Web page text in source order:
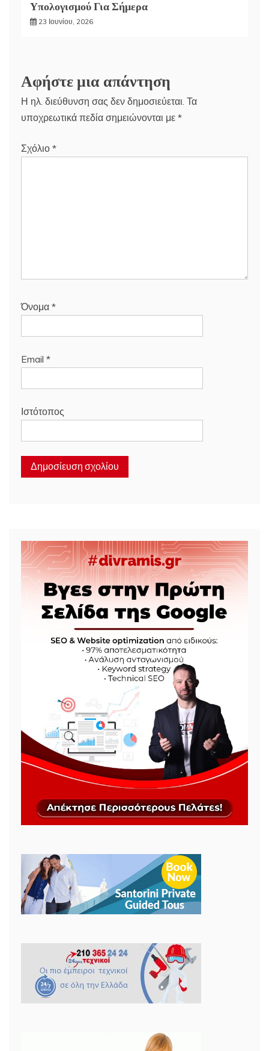
Υπολογισμού Για Σήμερα
23 Ιουνίου, 2026
Αφήστε μια απάντηση
Η ηλ. διεύθυνση σας δεν δημοσιεύεται. Τα
υποχρεωτικά πεδία σημειώνονται με *
Σχόλιο *
Όνομα *
Email *
Ιστότοπος